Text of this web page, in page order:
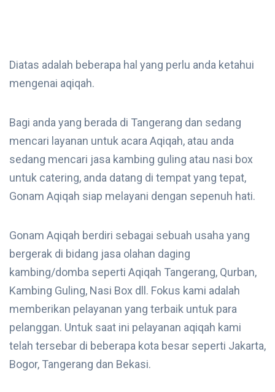
Diatas adalah beberapa hal yang perlu anda ketahui
mengenai aqiqah.
Bagi anda yang berada di Tangerang dan sedang
mencari layanan untuk acara Aqiqah, atau anda
sedang mencari jasa kambing guling atau nasi box
untuk catering, anda datang di tempat yang tepat,
Gonam Aqiqah siap melayani dengan sepenuh hati.
Gonam Aqiqah berdiri sebagai sebuah usaha yang
bergerak di bidang jasa olahan daging
kambing/domba seperti Aqiqah Tangerang, Qurban,
Kambing Guling, Nasi Box dll. Fokus kami adalah
memberikan pelayanan yang terbaik untuk para
pelanggan. Untuk saat ini pelayanan aqiqah kami
telah tersebar di beberapa kota besar seperti Jakarta,
Bogor, Tangerang dan Bekasi.